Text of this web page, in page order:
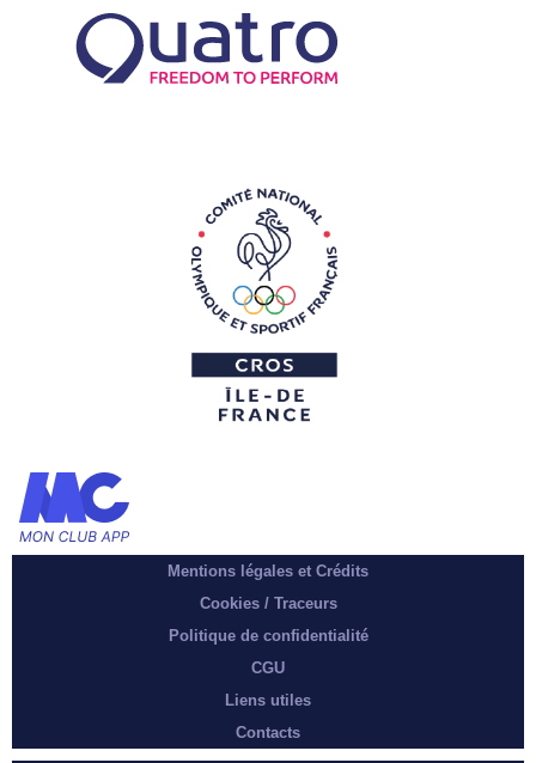
Mentions légales et Crédits
Cookies / Traceurs
Politique de confidentialité
CGU
Liens utiles
Contacts